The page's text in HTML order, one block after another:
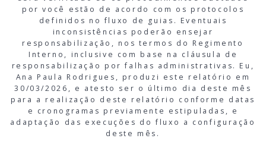
por você estão de acordo com os protocolos
definidos no fluxo de guias. Eventuais
inconsistências poderão ensejar
responsabilização, nos termos do Regimento
Interno, inclusive com base na cláusula de
responsabilização por falhas administrativas. Eu,
Ana Paula Rodrigues, produzi este relatório em
30/03/2026, e atesto ser o último dia deste mês
para a realização deste relatório conforme datas
e cronogramas previamente estipuladas, e
adaptação das execuções do fluxo a configuração
deste mês.